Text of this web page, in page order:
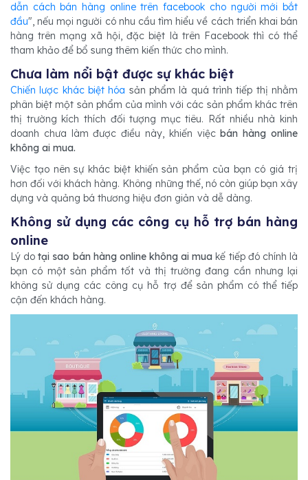
dẫn cách bán hàng online trên facebook cho người mới bắt
đầu", nếu mọi người có nhu cầu tìm hiểu về cách triển khai bán
hàng trên mạng xã hội, đặc biệt là trên Facebook thì có thể
tham khảo để bổ sung thêm kiến thức cho mình.
Chưa làm nổi bật được sự khác biệt
Chiến lược khác biệt hóa sản phẩm là quá trình tiếp thị nhằm
phân biệt một sản phẩm của mình với các sản phẩm khác trên
thị trường kích thích đối tượng mục tiêu. Rất nhiều nhà kinh
doanh chưa làm được điều này, khiến việc bán hàng online
không ai mua.
Việc tạo nên sự khác biệt khiến sản phẩm của bạn có giá trị
hơn đối với khách hàng. Không những thế, nó còn giúp bạn xây
dựng và quảng bá thương hiệu đơn giản và dễ dàng.
Không sử dụng các công cụ hỗ trợ bán hàng
online
Lý dotại sao bán hàng online không ai mua kế tiếp đó chính là
bạn có một sản phẩm tốt và thị trường đang cần nhưng lại
không sử dụng các công cụ hỗ trợ để sản phẩm có thể tiếp
cận đến khách hàng.